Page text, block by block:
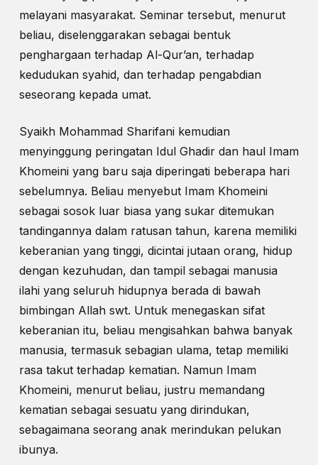
melayani masyarakat. Seminar tersebut, menurut
beliau, diselenggarakan sebagai bentuk
penghargaan terhadap Al-Qur’an, terhadap
kedudukan syahid, dan terhadap pengabdian
seseorang kepada umat.
Syaikh Mohammad Sharifani kemudian
menyinggung peringatan Idul Ghadir dan haul Imam
Khomeini yang baru saja diperingati beberapa hari
sebelumnya. Beliau menyebut Imam Khomeini
sebagai sosok luar biasa yang sukar ditemukan
tandingannya dalam ratusan tahun, karena memiliki
keberanian yang tinggi, dicintai jutaan orang, hidup
dengan kezuhudan, dan tampil sebagai manusia
ilahi yang seluruh hidupnya berada di bawah
bimbingan Allah swt. Untuk menegaskan sifat
keberanian itu, beliau mengisahkan bahwa banyak
manusia, termasuk sebagian ulama, tetap memiliki
rasa takut terhadap kematian. Namun Imam
Khomeini, menurut beliau, justru memandang
kematian sebagai sesuatu yang dirindukan,
sebagaimana seorang anak merindukan pelukan
ibunya.